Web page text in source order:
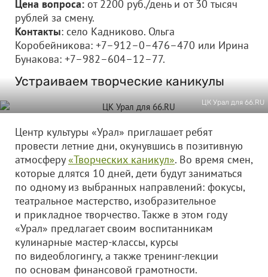
Цена вопроса: от 2200 руб./день и от 30 тысяч
рублей за смену.
Контакты: село Кадниково. Ольга
Коробейникова: +7–912–0–476–470 или Ирина
Бунакова: +7–982–604–12–77.
Устраиваем творческие каникулы
ЦК Урал для 66.RU
Центр культуры «Урал» приглашает ребят
провести летние дни, окунувшись в позитивную
атмосферу«Творческих каникул». Во время смен,
которые длятся 10 дней, дети будут заниматься
по одному из выбранных направлений: фокусы,
театральное мастерство, изобразительное
и прикладное творчество. Также в этом году
«Урал» предлагает своим воспитанникам
кулинарные мастер-классы, курсы
по видеоблогингу, а также тренинг-лекции
по основам финансовой грамотности.